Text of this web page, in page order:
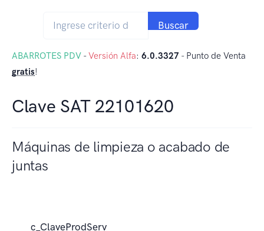
Buscar
ABARROTES PDV -Versión Alfa: 6.0.3327 - Punto de Venta
gratis!
Clave SAT 22101620
Máquinas de limpieza o acabado de
juntas
c_ClaveProdServ